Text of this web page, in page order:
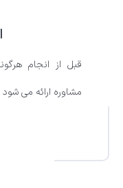
قبل از انجام
مشاوره ارائه می شود